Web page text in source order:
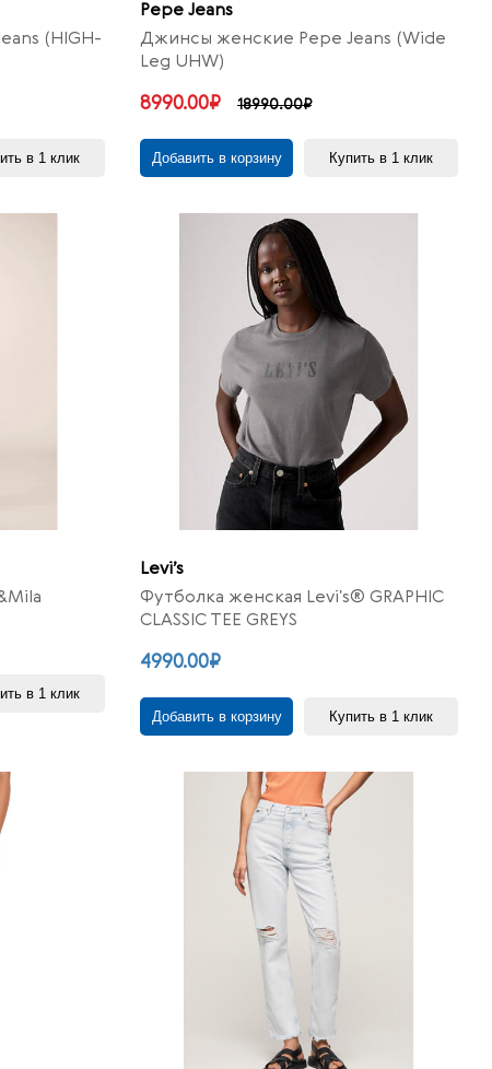
(HIGH-
в 1 клик
Pepe Jeans
Джинсы женские Pepe Jeans (Wide
Leg UHW)
8990.00₽ 18990.00₽
Добавить в корзину Купить в 1 клик
в 1 клик
Levi’s
Футболка женская Levi's® GRAPHIC
CLASSIC TEE GREYS
4990.00₽
Добавить в корзину Купить в 1 клик